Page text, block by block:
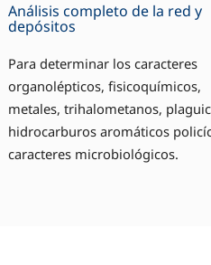
Análisis completo de la red y
depósitos
Para determinar los caracteres
organolépticos, fisicoquímicos,
metales, trihalometanos,
hidrocarburos aromáticos
caracteres microbiológicos.